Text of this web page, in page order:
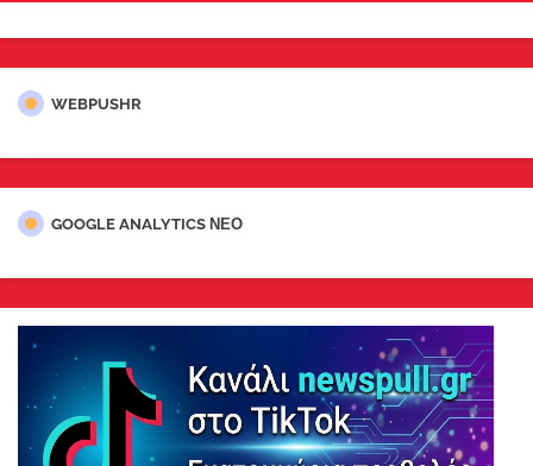
WEBPUSHR
GOOGLE ANALYTICS ΝΕΟ